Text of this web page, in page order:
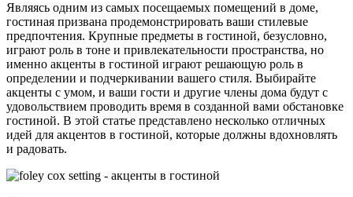
Являясь одним из самых посещаемых помещений в доме,
гостиная призвана продемонстрировать ваши стилевые
предпочтения. Крупные предметы в гостиной, безусловно,
играют роль в тоне и привлекательности пространства, но
именно акценты в гостиной играют решающую роль в
определении и подчеркивании вашего стиля. Выбирайте
акценты с умом, и ваши гости и другие члены дома будут с
удовольствием проводить время в созданной вами обстановке
гостиной. В этой статье представлено несколько отличных
идей для акцентов в гостиной, которые должны вдохновлять
и радовать.